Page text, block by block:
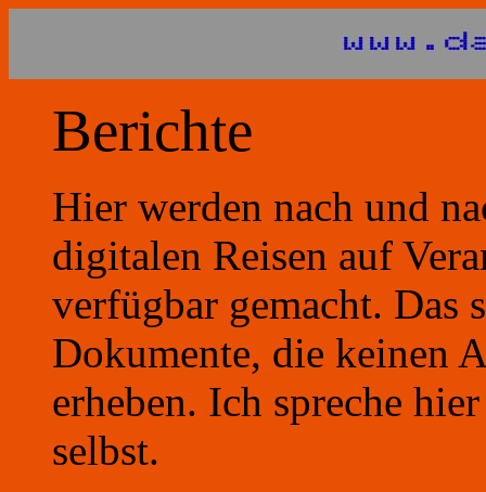
Berichte
Hier werden nach und
digitalen Reisen auf
verfügbar gemacht. Das
Dokumente, die keinen
erheben. Ich spreche
selbst.